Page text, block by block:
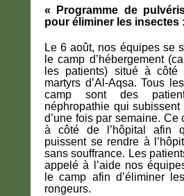
« Programme de
pour éliminer les insectes :
Le 6 août, nos équipes se
le camp d’hébergement
les patients) situé à côté
martyrs d’Al-Aqsa. Tous
camp sont des
néphropathie qui
d’une fois par semaine. Ce
à côté de l’hôpital afin
puissent se rendre à
sans souffrance. Les
appelé à l’aide nos
le camp afin d’éliminer
rongeurs.